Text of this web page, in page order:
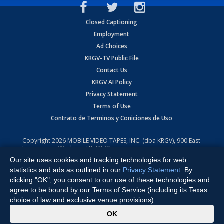
Closed Captioning
Employment
Ad Choices
KRGV-TV Public File
Contact Us
KRGV AI Policy
Privacy Statement
Terms of Use
Contrato de Terminos y Coniciones de Uso
Copyright2026 MOBILE VIDEO TAPES, INC. (dba KRGV), 900 East
Expressway, Weslaco, TX 78596.
All Rights Reserved. Powered by:Ruby Shore Software
Our site uses cookies and tracking technologies for web
statistics and ads as outlined in our Privacy Statement . By
clicking "OK", you consent to our use of these technologies and
agree to be bound by our Terms of Service (including its Texas
choice of law and exclusive venue provisions).
OK